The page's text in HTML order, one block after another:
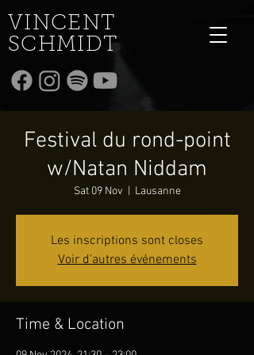
VINCENT
SCHMIDT
Festival du rond-point
w/Natan Niddam
Sat 09 Nov Lausanne
Les inscriptions sont closes
Voir d'autres événements
Time & Location